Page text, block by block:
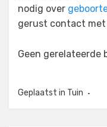
nodig over
gerust contact met
Geen gerelateerde
Geplaatst in Tuin